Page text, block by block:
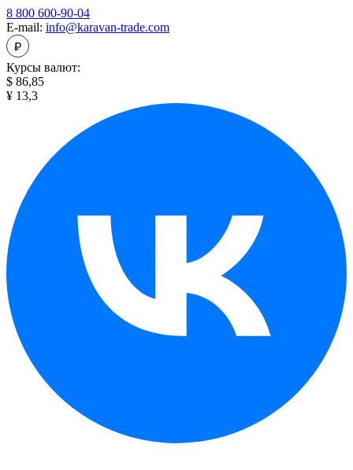
8 800 600-90-04
E-mail: info@karavan-trade.com
Курсы валют:
$ 86,85
¥ 13,3